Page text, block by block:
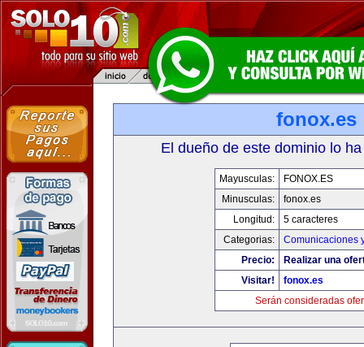
fonox.es
El dueño de este dominio lo
Mayusculas:
FONOX.ES
Minusculas:
fonox.es
Longitud:
5 caracteres
Categorias:
Comunicaciones
Precio:
Realizar una
Visitar!
fonox.es
Serán consideradas